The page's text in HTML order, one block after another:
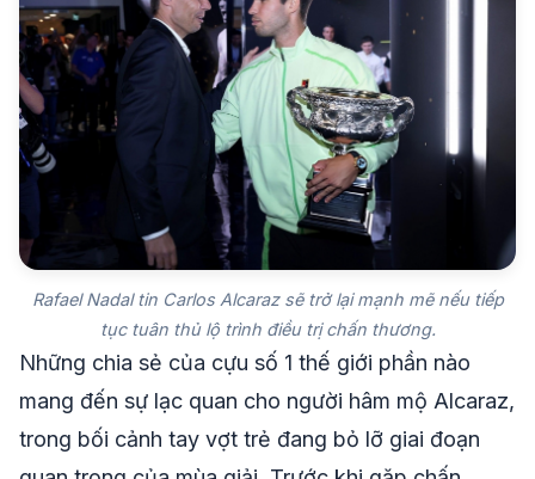
Rafael Nadal tin Carlos Alcaraz sẽ trở lại mạnh mẽ nếu tiếp
tục tuân thủ lộ trình điều trị chấn thương.
Những chia sẻ của cựu số 1 thế giới phần nào
mang đến sự lạc quan cho người hâm mộ Alcaraz,
trong bối cảnh tay vợt trẻ đang bỏ lỡ giai đoạn